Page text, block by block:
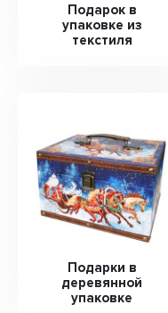
Подарок в
упаковке из
текстиля
Подарки в
деревянной
упаковке